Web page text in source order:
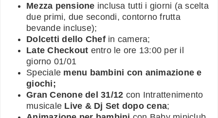
Mezza pensione inclusa tutti i giorni (a scelta
due primi, due secondi, contorno frutta
bevande incluse);
Dolcetti dello Chefin camera;
Late Checkout entro le ore 13:00 per il
giorno 01/01
Speciale menu bambini con animazione e
giochi;
Gran Cenone del 31/12 con Intrattenimento
musicale Live & Dj Set dopo cena;